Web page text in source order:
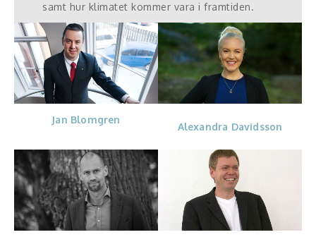
samt hur klimatet kommer vara i framtiden.
Jan Blomgren
Alexandra Davidsson